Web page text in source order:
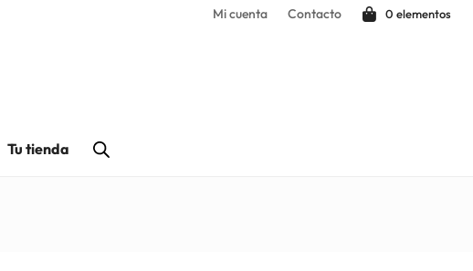
Mi cuenta Contacto 0 elementos
Tu tienda